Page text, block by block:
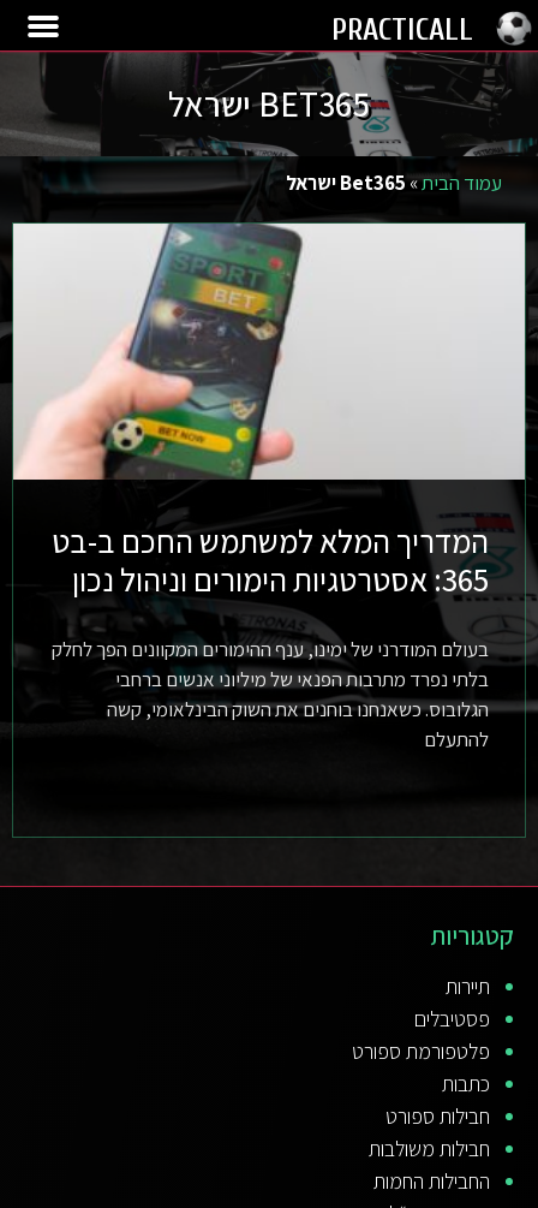
PRACTICALL
BET365 ישראל
עמוד הבית»Bet365 ישראל
המדריך המלא למשתמש החכם ב-בט
365: אסטרטגיות הימורים וניהול נכון
בעולם המודרני של ימינו, ענף ההימורים המקוונים הפך לחלק
בלתי נפרד מתרבות הפנאי של מיליוני אנשים ברחבי
הגלובוס. כשאנחנו בוחנים את השוק הבינלאומי, קשה
להתעלם
קטגוריות
תיירות
פסטיבלים
פלטפורמת ספורט
כתבות
חבילות ספורט
חבילות משולבות
החבילות החמות